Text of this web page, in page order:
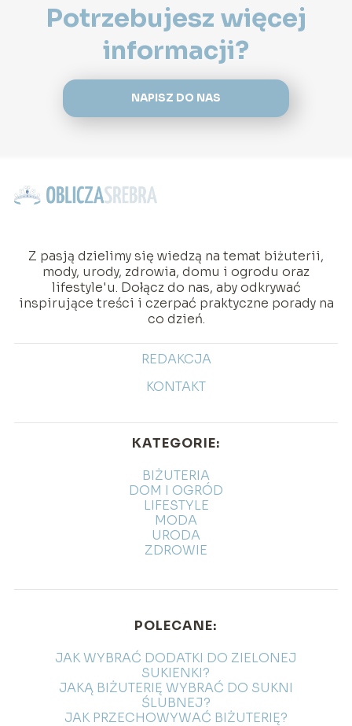
Potrzebujesz więcej
informacji?
NAPISZ DO NAS
Z pasją dzielimy się wiedzą na temat biżuterii,
mody, urody, zdrowia, domu i ogrodu oraz
lifestyle'u. Dołącz do nas, aby odkrywać
inspirujące treści i czerpać praktyczne porady na
co dzień.
REDAKCJA
KONTAKT
KATEGORIE:
BIŻUTERIA
DOM I OGRÓD
LIFESTYLE
MODA
URODA
ZDROWIE
POLECANE:
JAK WYBRAĆ DODATKI DO ZIELONEJ
SUKIENKI?
JAKĄ BIŻUTERIĘ WYBRAĆ DO SUKNI
ŚLUBNEJ?
JAK PRZECHOWYWAĆ BIŻUTERIĘ?